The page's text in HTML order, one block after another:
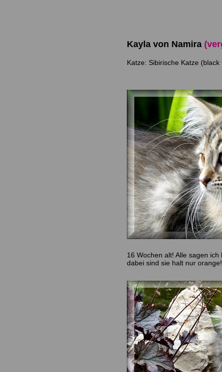
Kayla von Namira
Katze: Sibirische Katze (black
16 Wochen alt! Alle sagen
dabei sind sie halt nur orange!